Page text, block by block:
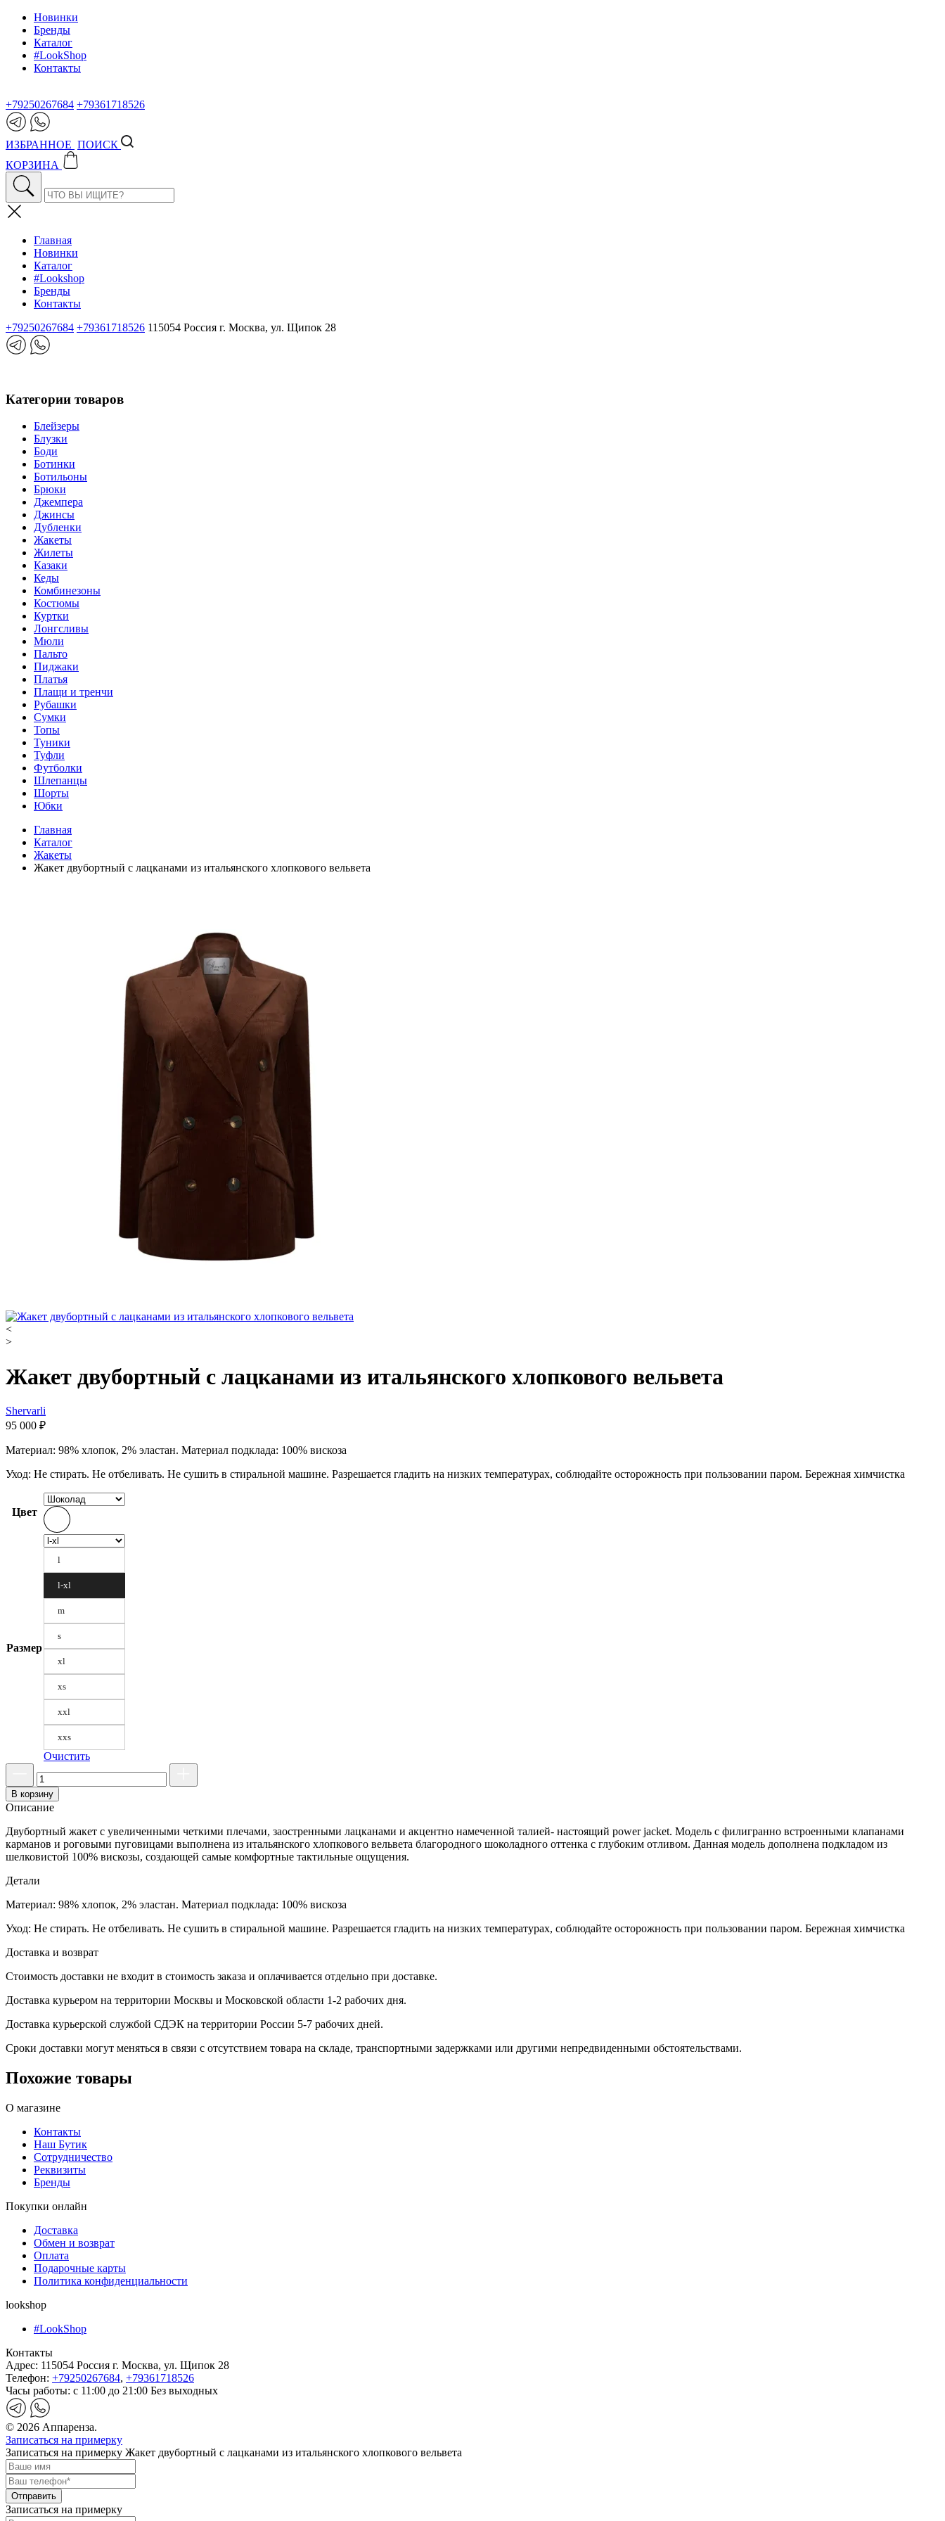
Новинки
Бренды
Каталог
#LookShop
Контакты
+79250267684 +79361718526
ИЗБРАННОЕ ПОИСК
КОРЗИНА
Главная
Новинки
Каталог
#Lookshop
Бренды
Контакты
+79250267684 +79361718526 115054 Россия г. Москва, ул. Щипок 28
Категории товаров
Блейзеры
Блузки
Боди
Ботинки
Ботильоны
Брюки
Джемпера
Джинсы
Дубленки
Жакеты
Жилеты
Казаки
Кеды
Комбинезоны
Костюмы
Куртки
Лонгсливы
Мюли
Пальто
Пиджаки
Платья
Плащи и тренчи
Рубашки
Сумки
Топы
Туники
Туфли
Футболки
Шлепанцы
Шорты
Юбки
Главная
Каталог
Жакеты
Жакет двубортный с лацканами из итальянского хлопкового вельвета
<
>
Жакет двубортный с лацканами из итальянского хлопкового вельвета
Shervarli
95 000 ₽
Материал: 98% хлопок, 2% эластан. Материал подклада: 100% вискоза
Уход: Не стирать. Не отбеливать. Не сушить в стиральной машине. Разрешается гладить на низких температурах, соблюдайте осторожность при пользовании паром. Бережная химчистка
Цвет
Размер
l
l-xl
m
s
xl
xs
xxl
xxs
Очистить
В корзину
Описание
Двубортный жакет с увеличенными четкими плечами, заостренными лацканами и акцентно намеченной талией- настоящий power jacket. Модель с филигранно встроенными клапанами
карманов и роговыми пуговицами выполнена из итальянского хлопкового вельвета благородного шоколадного оттенка с глубоким отливом. Данная модель дополнена подкладом из
шелковистой 100% вискозы, создающей самые комфортные тактильные ощущения.
Детали
Материал: 98% хлопок, 2% эластан. Материал подклада: 100% вискоза
Уход: Не стирать. Не отбеливать. Не сушить в стиральной машине. Разрешается гладить на низких температурах, соблюдайте осторожность при пользовании паром. Бережная химчистка
Доставка и возврат
Стоимость доставки не входит в стоимость заказа и оплачивается отдельно при доставке.
Доставка курьером на территории Москвы и Московской области 1-2 рабочих дня.
Доставка курьерской службой СДЭК на территории России 5-7 рабочих дней.
Сроки доставки могут меняться в связи с отсутствием товара на складе, транспортными задержками или другими непредвиденными обстоятельствами.
Похожие товары
О магазине
Контакты
Наш Бутик
Сотрудничество
Реквизиты
Бренды
Покупки онлайн
Доставка
Обмен и возврат
Оплата
Подарочные карты
Политика конфиденциальности
lookshop
#LookShop
Контакты
Адрес: 115054 Россия г. Москва, ул. Щипок 28
Телефон: +79250267684, +79361718526
Часы работы: с 11:00 до 21:00 Без выходных
© 2026 Аппаренза.
Записаться на примерку
Записаться на примерку Жакет двубортный с лацканами из итальянского хлопкового вельвета
Записаться на примерку